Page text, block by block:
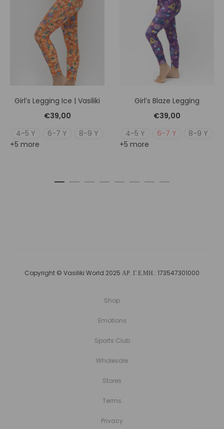
Girl’s Legging Ice | Vasiliki
€39,00
4-5 Y
6-7 Y
8-9 Y
+5 more
Girl’s Blaze Legging
€39,00
4-5 Y
6-7 Y
8-9 Y
+5 more
Copyright © Vasiliki World 2025 ΑΡ. Γ.Ε.ΜΗ.: 173547301000
Shop
Emotions
Sports Club
Wholesale
Stores
Terms
Privacy